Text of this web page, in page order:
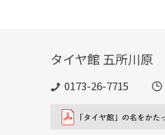
タイヤ館 五所川原
0173-26-7715